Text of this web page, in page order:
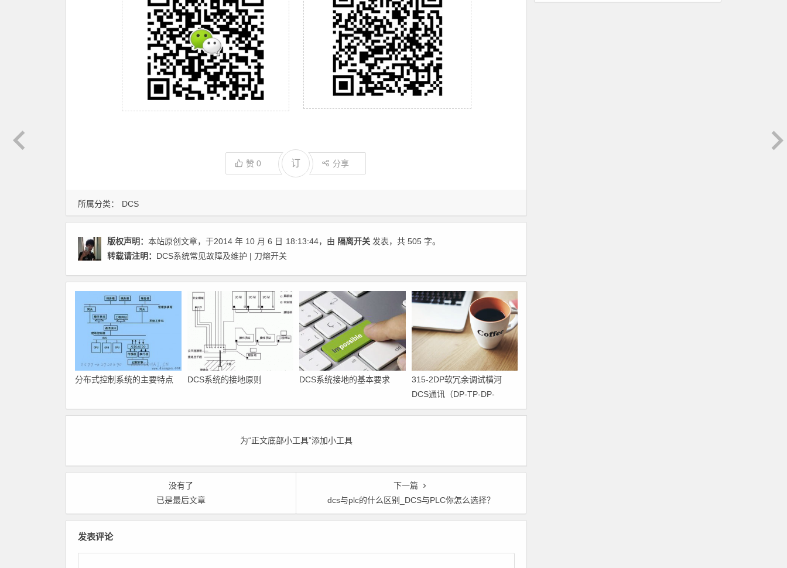
所属分类： DCS
赞 0 订 分享
版权声明： 本站原创文章，于2014 年 10 月 6 日 18:13:44，由 隔离开关 发表，共 505 字。
转载请注明： DCS系统常见故障及维护 | 刀熔开关
分布式控制系统的主要特点 DCS系统的接地原则 DCS系统接地的基本要求
315-2DP软冗余调试横河
DCS通讯（DP-TP-DP-
MODBUS）
为“正文底部小工具”添加小工具
没有了
已是最后文章
下一篇
dcs与plc的什么区别_DCS与PLC你怎么选择？
发表评论